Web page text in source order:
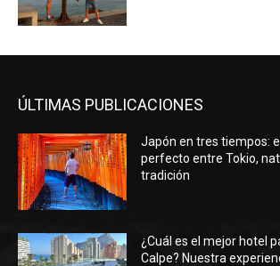
ÚLTIMAS PUBLICACIONES
Japón en tres tiempos:
perfecto entre Tokio,
tradición
¿Cuál es el mejor hotel
Calpe? Nuestra